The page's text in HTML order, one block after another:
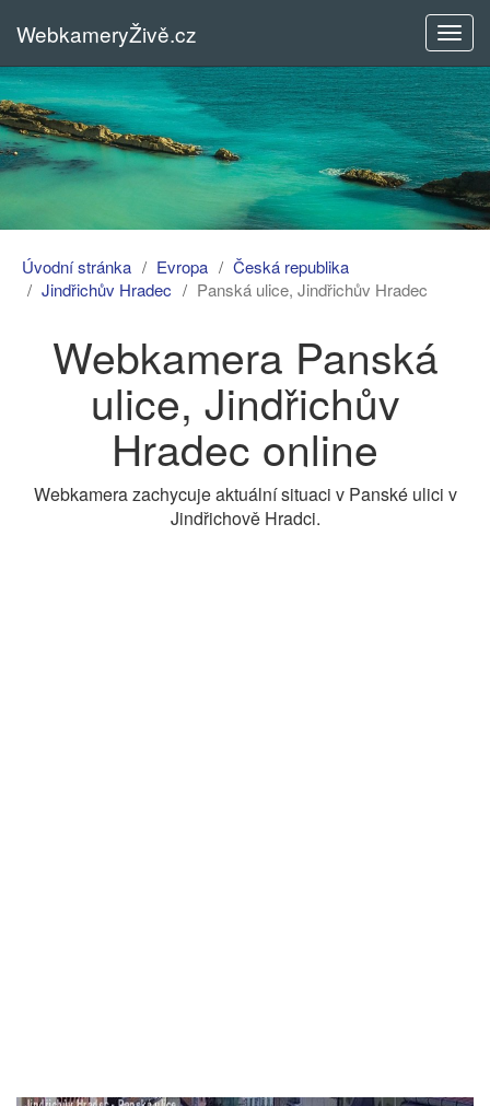
menu
WebkameryŽivě.cz
Úvodní stránka Evropa
Česká republika
Jindřichův Hradec
Panská ulice, Jindřichův Hradec
Webkamera Panská
ulice, Jindřichův
Hradec online
Webkamera zachycuje aktuální situaci v Panské ulici v
Jindřichově Hradci.